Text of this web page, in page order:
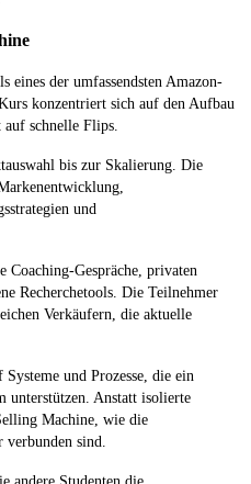
eines der umfassendsten Amazon-
konzentriert sich auf den Aufbau
schnelle Flips.
bis zur Skalierung. Die
und
Coaching-Gespräche, privaten
Recherchetools. Die Teilnehmer
Verkäufern, die aktuelle
und Prozesse, die ein
unterstützen. Anstatt isolierte
Machine, wie die
sind.